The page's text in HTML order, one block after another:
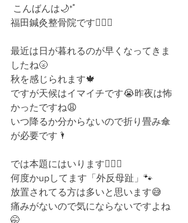
こんばんは🌙*ﾟ﻿
福田鍼灸整骨院です💁🏻‍♀️
最近は日が暮れるのが早くなってきま
したね🌝
秋を感じられます🍁
ですが天候はイマイチです😭昨夜は怖
かったですね😩
いつ降るか分からないので折り畳み傘
が必要です🌂
では本題にはいります💁🏻‍♀️
何度かupしてます「外反母趾」🐾
放置されてる方は多いと思います😅
痛みがないので気にならないですよね
🤭